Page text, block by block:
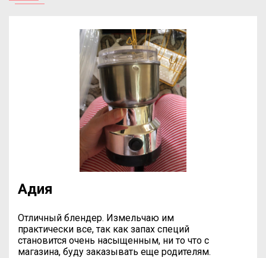
Адия
Отличный блендер. Измельчаю им
практически все, так как запах специй
становится очень насыщенным, ни то что с
магазина, буду заказывать еще родителям.